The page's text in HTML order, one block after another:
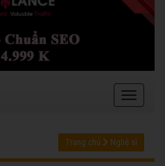
Trang chủ Nghệ sĩ